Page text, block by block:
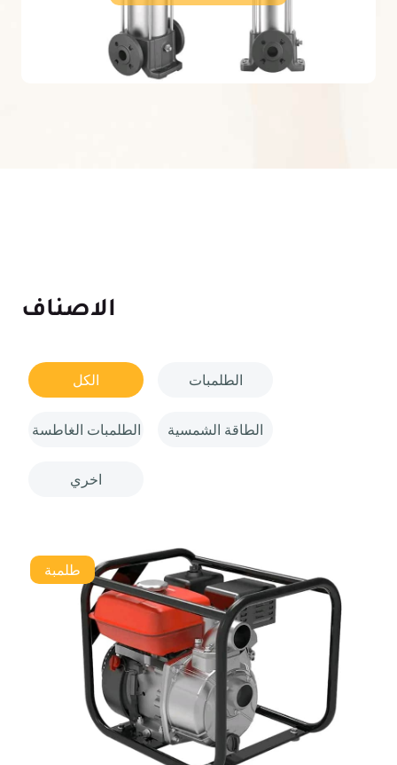
الاصناف
الكل الطلمبات
الطلمبات الغاطسة الطاقة الشمسية
اخري
طلمبة